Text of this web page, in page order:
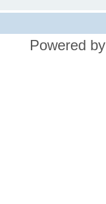
Powered by